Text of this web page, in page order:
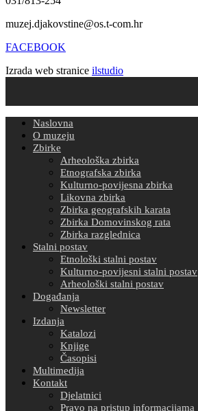
muzej.djakovstine@os.t-com.hr
FACEBOOK
Izrada web stranice ilstudio
Naslovna
O muzeju
Zbirke
Arheološka zbirka
Etnografska zbirka
Kulturno-povijesna zbirka
Likovna zbirka
Zbirka geografskih karata
Zbirka Domovinskog rata
Zbirka razglednica
Stalni postav
Etnološki stalni postav
Kulturno-povijesni stalni postav
Arheološki stalni postav
Događanja
Newsletter
Izdanja
Katalozi
Knjige
Časopisi
Multimedija
Kontakt
Djelatnici
Pravo na pristup informacijama